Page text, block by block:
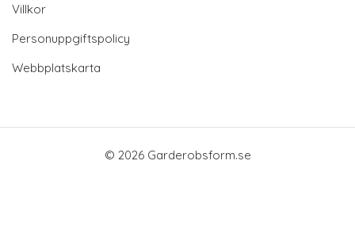
Villkor
Personuppgiftspolicy
Webbplatskarta
© 2026 Garderobsform.se